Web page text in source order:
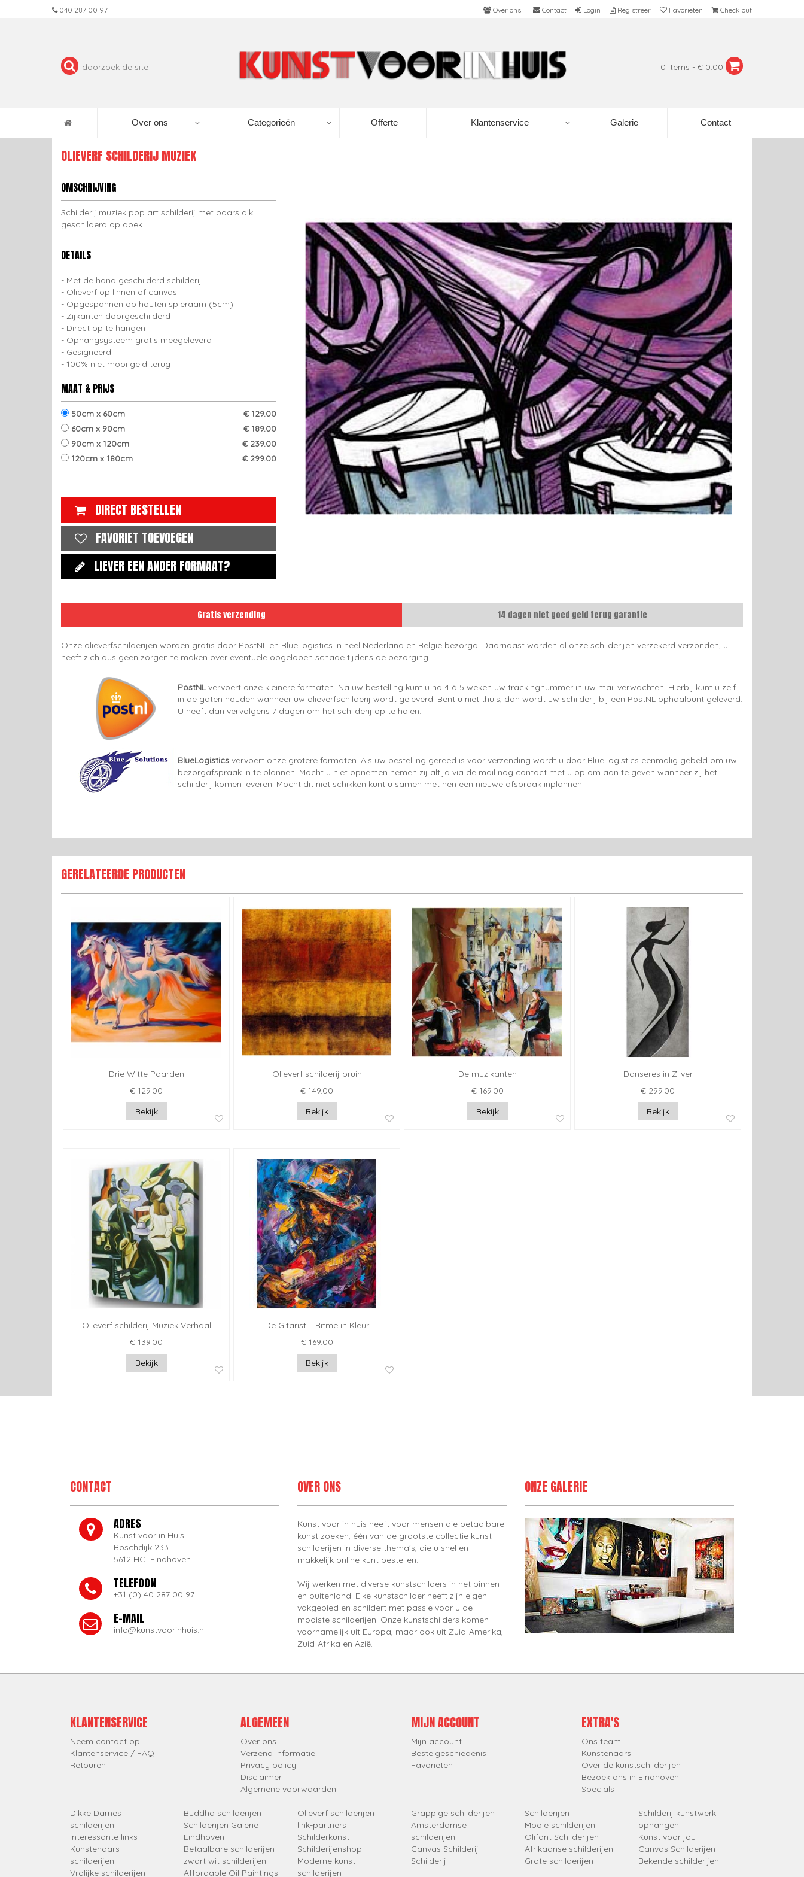
040 287 00 97 Over ons Contact Login Registreer Favorieten Check out
0 items - € 0.00
Over ons Categorieën Offerte Klantenservice Galerie Contact
OLIEVERF SCHILDERIJ MUZIEK
OMSCHRIJVING
Schilderij muziek pop art schilderij met paars dik
geschilderd op doek.
DETAILS
Met de hand geschilderd schilderij
Olieverf op linnen of canvas
Opgespannen op houten spieraam (5cm)
Zijkanten doorgeschilderd
Direct op te hangen
Ophangsysteem gratis meegeleverd
Gesigneerd
100% niet mooi geld terug
MAAT & PRIJS
50cm x 60cm
€ 129.00
60cm x 90cm
€ 189.00
90cm x 120cm
€ 239.00
120cm x 180cm
€ 299.00
DIRECT BESTELLEN
FAVORIET TOEVOEGEN
LIEVER EEN ANDER FORMAAT?
Gratis verzending 14 dagen niet goed geld terug garantie
Onze olieverfschilderijen worden gratis door PostNL en BlueLogistics in heel Nederland en België bezorgd. Daarnaast worden al onze schilderijen verzekerd verzonden, u
heeft zich dus geen zorgen te maken over eventuele opgelopen schade tijdens de bezorging.
PostNLvervoert onze kleinere formaten. Na uw bestelling kunt u na 4 à 5 weken uw trackingnummer in uw mail verwachten. Hierbij kunt u zelf
in de gaten houden wanneer uw olieverfschilderij wordt geleverd. Bent u niet thuis, dan wordt uw schilderij bij een PostNL ophaalpunt geleverd.
U heeft dan vervolgens 7 dagen om het schilderij op te halen.
BlueLogistics vervoert onze grotere formaten. Als uw bestelling gereed is voor verzending wordt u door BlueLogistics eenmalig gebeld om uw
bezorgafspraak in te plannen. Mocht u niet opnemen nemen zij altijd via de mail nog contact met u op om aan te geven wanneer zij het
schilderij komen leveren. Mocht dit niet schikken kunt u samen met hen een nieuwe afspraak inplannen.
GERELATEERDE PRODUCTEN
Drie Witte Paarden
€ 129.00
Bekijk
Olieverf schilderij bruin
€ 149.00
Bekijk
De muzikanten
€ 169.00
Bekijk
Danseres in Zilver
€ 299.00
Bekijk
Olieverf schilderij Muziek Verhaal
€ 139.00
Bekijk
De Gitarist – Ritme in Kleur
€ 169.00
Bekijk
CONTACT
ADRES
Kunst voor in Huis
Boschdijk 233
5612 HC Eindhoven
TELEFOON
+31 (0) 40 287 00 97
E-MAIL
info@kunstvoorinhuis.nl
OVER ONS
Kunst voor in huis heeft voor mensen die betaalbare
kunst zoeken, één van de grootste collectie kunst
schilderijen in diverse thema's, die u snel en
makkelijk online kunt bestellen.
Wij werken met diverse kunstschilders in het binnen-
en buitenland. Elke kunstschilder heeft zijn eigen
vakgebied en schildert met passie voor u de
mooiste schilderijen. Onze kunstschilders komen
voornamelijk uit Europa, maar ook uit Zuid-Amerika,
Zuid-Afrika en Azië.
ONZE GALERIE
KLANTENSERVICE
Neem contact op
Klantenservice / FAQ
Retouren
ALGEMEEN
Over ons
Verzend informatie
Privacy policy
Disclaimer
Algemene voorwaarden
MIJN ACCOUNT
Mijn account
Bestelgeschiedenis
Favorieten
EXTRA'S
Ons team
Kunstenaars
Over de kunstschilderijen
Bezoek ons in Eindhoven
Specials
Dikke Dames
schilderijen
Interessante links
Kunstenaars
schilderijen
Vrolijke schilderijen
Buddha schilderijen
Schilderijen Galerie
Eindhoven
Betaalbare schilderijen
zwart wit schilderijen
Affordable Oil Paintings
Olieverf schilderijen
link-partners
Schilderkunst
Schilderijenshop
Moderne kunst
schilderijen
Grappige schilderijen
Amsterdamse
schilderijen
Canvas Schilderij
Schilderij
Schilderijen
Mooie schilderijen
Olifant Schilderijen
Afrikaanse schilderijen
Grote schilderijen
Schilderij kunstwerk
ophangen
Kunst voor jou
Canvas Schilderijen
Bekende schilderijen